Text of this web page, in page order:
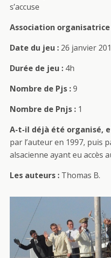
s’accuse
Association organisatrice
Date du jeu : 26 janvier
Durée de jeu : 4h
Nombre de Pjs :9
Nombre de Pnjs : 1
A-t-il déjà été organisé,
par l’auteur en 1997, puis
alsacienne ayant eu accès
Les auteurs : Thomas B.